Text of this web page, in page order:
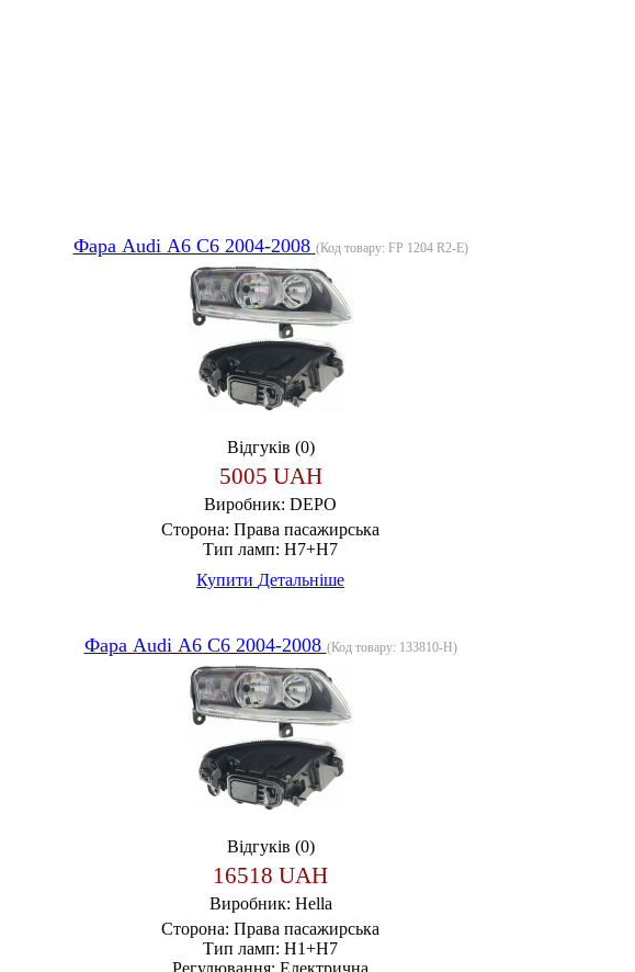
Фара Audi А6 С6 2004-2008 (Код товару: FP 1204 R2-E)
Відгуків (0)
5005 UAH
Виробник: DEPO
Сторона: Права пасажирська
Тип ламп: H7+H7
Купити Детальніше
Фара Audi А6 С6 2004-2008 (Код товару: 133810-H)
Відгуків (0)
16518 UAH
Виробник: Hella
Сторона: Права пасажирська
Тип ламп: H1+H7
Регулювання: Електрична